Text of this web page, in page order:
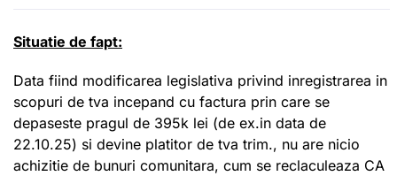
Situatie de fapt:
Data fiind modificarea legislativa privind inregistrarea in
scopuri de tva incepand cu factura prin care se
depaseste pragul de 395k lei (de ex.in data de
22.10.25) si devine platitor de tva trim., nu are nicio
achizitie de bunuri comunitara, cum se reclaculeaza CA